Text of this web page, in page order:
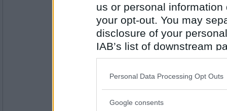
us or personal
your opt-out. You may
disclosure of your
IAB’s list of downstream
also be disclosed by us
Downstream Participants
Please note that this
Personal Data Processing Opt Outs
Google consents
Antal inlägg:
13194
Antal inlägg: